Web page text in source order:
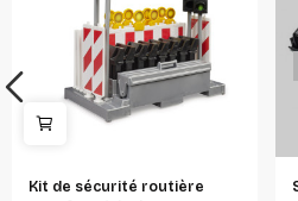
Kit de sécurité routière